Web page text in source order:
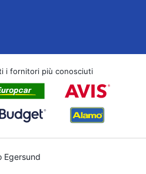
i fornitori più conosciuti
Egersund